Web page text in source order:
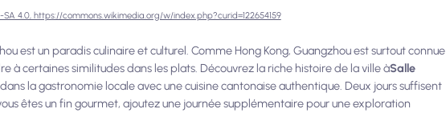
4.0, https://commons.wikimedia.org/w/index.php?curid=122654159
est un paradis culinaire et culturel. Comme Hong Kong, Guangzhou est surtout connue
à certaines similitudes dans les plats. Découvrez la riche histoire de la ville àSalle
la gastronomie locale avec une cuisine cantonaise authentique. Deux jours suffisent
êtes un fin gourmet, ajoutez une journée supplémentaire pour une exploration